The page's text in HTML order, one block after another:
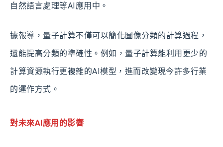
自然語言處理等AI應用中。
據報導，量子計算不僅可以簡化圖像分類的計算過程，
還能提高分類的準確性。例如，量子計算能利用更少的
計算資源執行更複雜的AI模型，進而改變現今許多行業
的運作方式。
對未來AI應用的影響